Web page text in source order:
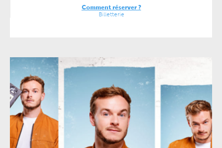
Comment réserver ?
Billetterie